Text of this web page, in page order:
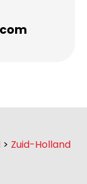
> Zuid-Holland